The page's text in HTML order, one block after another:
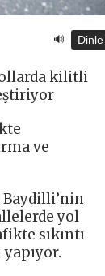
🔊 Dinle
kilitli
ve
yol
sıkıntı